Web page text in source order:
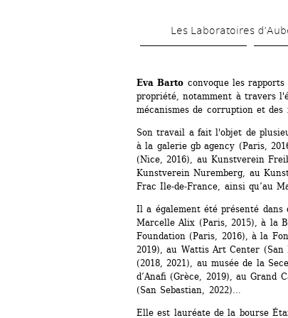
Les Laboratoires
Eva Barto convoque les
propriété, notamment à travers
mécanismes de corruption et des
Son travail a fait l'objet de
à la galerie gb agency (Paris,
(Nice, 2016), au Kunstverein
Kunstverein Nuremberg, au
Frac Ile-de-France, ainsi qu’au
Il a également été présenté
Marcelle Alix (Paris, 2015), à la
Foundation (Paris, 2016), à la
2019), au Wattis Art Center
(2018, 2021), au musée de la
d’Anafi (Grèce, 2019), au Grand
(San Sebastian, 2022)…
Elle est lauréate de la bourse